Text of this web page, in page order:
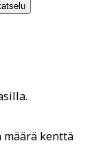
määrä kenttä